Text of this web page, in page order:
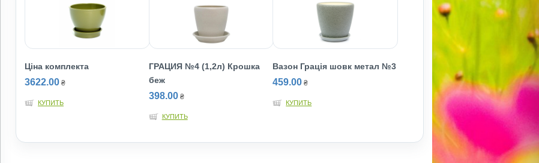
Ціна комплекта
3622.00 ₴
КУПИТЬ
ГРАЦИЯ №4 (1,2л) Крошка
беж
398.00 ₴
КУПИТЬ
Вазон Грація шовк метал №3
459.00 ₴
КУПИТЬ